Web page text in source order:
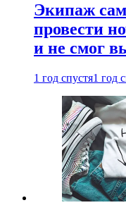
Экипаж
провести
и не смог
1 год спустя1 год